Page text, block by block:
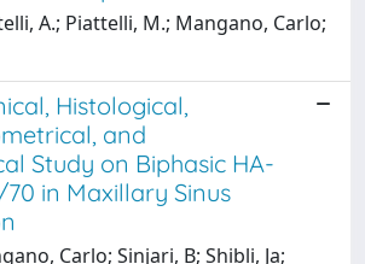
A.; Piattelli, M.; Mangano, Carlo;
Histological,
and
Study on Biphasic HA-
in Maxillary Sinus
Carlo; Sinjari, B; Shibli, Ja;